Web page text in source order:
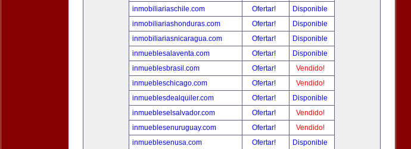
inmobiliariaschile.com
Ofertar!
Disponible
inmobiliariashonduras.com
Ofertar!
Disponible
inmobiliariasnicaragua.com
Ofertar!
Disponible
inmueblesalaventa.com
Ofertar!
Disponible
inmueblesbrasil.com
Ofertar!
Vendido!
inmuebleschicago.com
Ofertar!
Vendido!
inmueblesdealquiler.com
Ofertar!
Disponible
inmuebleselsalvador.com
Ofertar!
Vendido!
inmueblesenuruguay.com
Ofertar!
Vendido!
inmueblesenusa.com
Ofertar! Disponible